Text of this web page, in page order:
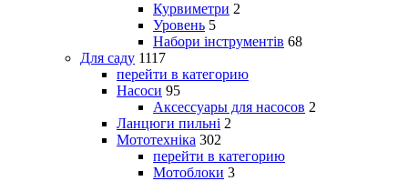
Курвиметри 2
Уровень 5
Набори інструментів 68
Для саду 1117
перейти в категорию
Насоси 95
Аксессуары для насосов 2
Ланцюги пильні 2
Мототехніка 302
перейти в категорию
Мотоблоки 3